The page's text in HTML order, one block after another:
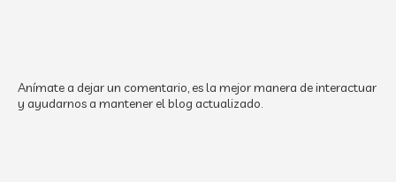
Anímate a dejar un comentario, es la mejor manera de interactuar
y ayudarnos a mantener el blog actualizado.